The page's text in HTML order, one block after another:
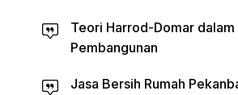
Teori Harrod-Domar dalam
Pembangunan
Jasa Bersih Rumah